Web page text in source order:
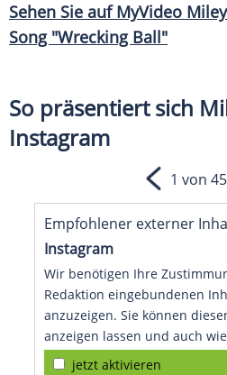
Sehen Sie aufMyVideo
Song "Wrecking Ball"
So präsentiert sich
Instagram
Empfohlener externer
Instagram
Wir benötigen Ihre
Redaktion eingebundenen
anzuzeigen. Sie können
anzeigen lassen und auch
jetzt aktivieren
1 von 45